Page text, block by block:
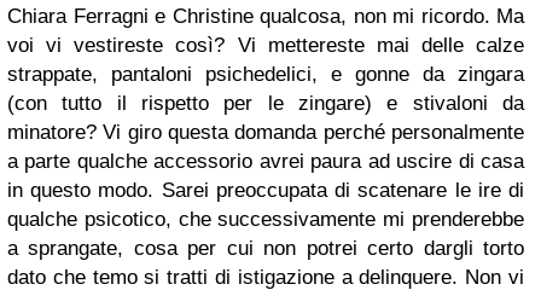
Chiara Ferragni e Christine qualcosa, non mi ricordo. Ma
voi vi vestireste così? Vi mettereste mai delle calze
strappate, pantaloni psichedelici, e gonne da zingara
(con tutto il rispetto per le zingare) e stivaloni da
minatore? Vi giro questa domanda perché personalmente
a parte qualche accessorio avrei paura ad uscire di casa
in questo modo. Sarei preoccupata di scatenare le ire di
qualche psicotico, che successivamente mi prenderebbe
a sprangate, cosa per cui non potrei certo dargli torto
dato che temo si tratti di istigazione a delinquere. Non vi